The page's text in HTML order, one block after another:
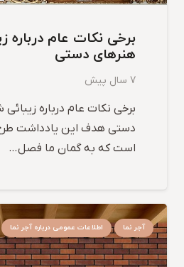
برخی نکات عام درباره
هنرهای دستی
7 سال پیش
برخی نکات عام درباره
دستی هدف این یادداشت
است که به گمان ما فصل…
آجر نما اطلاعات عمومی درباره آجر نما